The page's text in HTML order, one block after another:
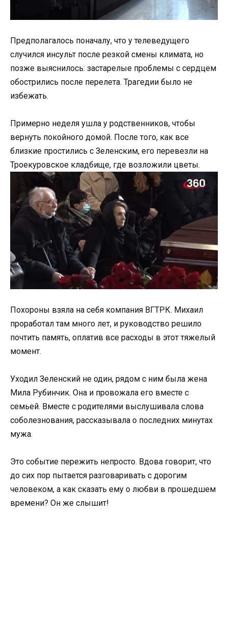
Предполагалось поначалу, что у телеведущего
случился инсульт после резкой смены климата, но
позже выяснилось: застарелые проблемы с сердцем
обострились после перелета. Трагедии было не
избежать.
Примерно неделя ушла у родственников, чтобы
вернуть покойного домой. После того, как все
близкие простились с Зеленским, его перевезли на
Троекуровское кладбище, где возложили цветы.
Похороны взяла на себя компания ВГТРК. Михаил
проработал там много лет, и руководство решило
почтить память, оплатив все расходы в этот тяжелый
момент.
Уходил Зеленский не один, рядом с ним была жена
Мила Рубинчик. Она и провожала его вместе с
семьей. Вместе с родителями выслушивала слова
соболезнования, рассказывала о последних минутах
мужа.
Это событие пережить непросто. Вдова говорит, что
до сих пор пытается разговаривать с дорогим
человеком, а как сказать ему о любви в прошедшем
времени? Он же слышит!